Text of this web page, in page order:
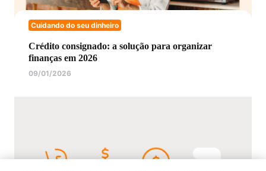
Cuidando do seu dinheiro
Crédito consignado: a solução para organizar
finanças em 2026
09/01/2026